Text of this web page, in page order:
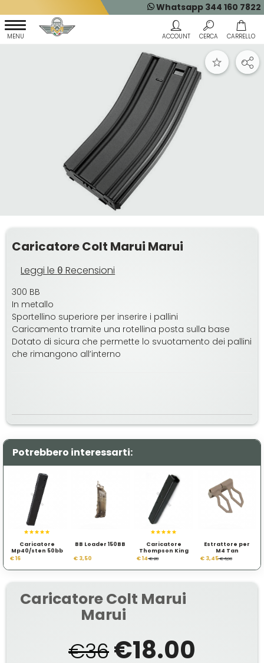
Whatsapp 344 160 7822
Caricatore Colt Marui Marui
Leggi le 0 Recensioni
300 BB
In metallo
Sportellino superiore per inserire i pallini
Caricamento tramite una rotellina posta sulla base
Dotato di sicura che permette lo svuotamento dei pallini
che rimangono all’interno
Potrebbero interessarti:
Caricatore
Mp40/sten 50bb
€ 16
BB Loader 150BB
€ 3,50
Caricatore
Thompson King
Arms
€ 14€ 28
Estrattore per
M4 Tan
€ 3,45€ 6,90
Caricatore Colt Marui
Marui
€36€18.00